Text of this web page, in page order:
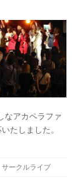
なアカペラファ
たしました。
サークルライブ